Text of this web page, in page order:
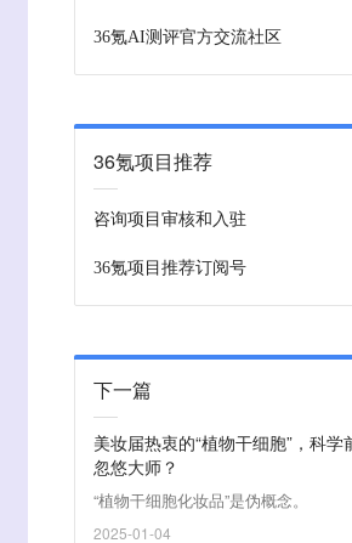
36氪AI测评官方交流社区
36氪项目推荐
咨询项目审核和入驻
36氪项目推荐订阅号
下一篇
美妆届热衷的“植物干细胞”，科学
忽悠大师？
“植物干细胞化妆品”是伪概念。
2025-01-04